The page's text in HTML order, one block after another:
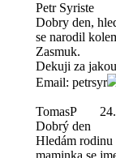
Petr Syriste
Dobry den,
se narodil
Zasmuk.
Dekuji za
Email: petrsyr
TomasP
Dobrý den
Hledám
maminka se